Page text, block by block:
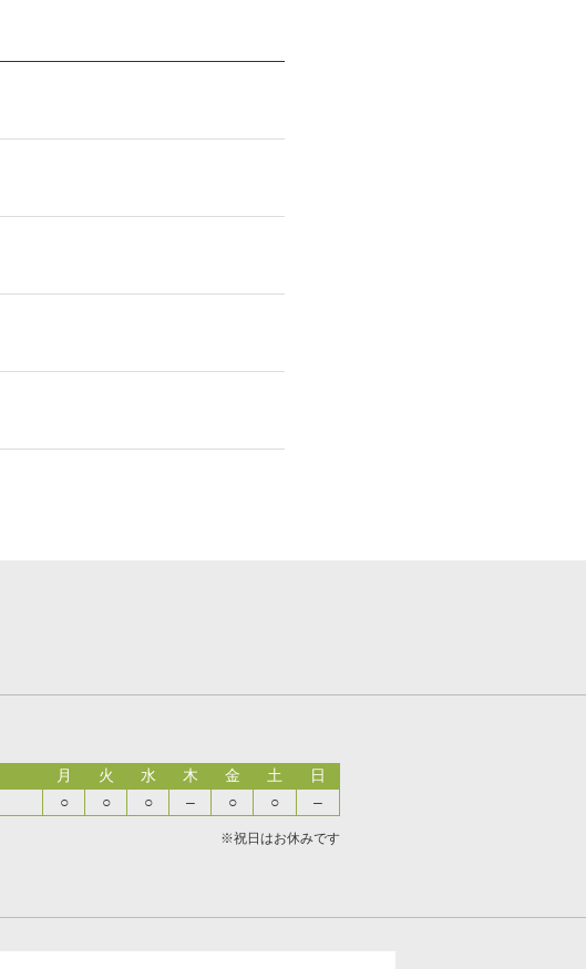
月 火 水 木 金 土
日
○ ○ ○ – ○ ○ –
※祝日はお休みです